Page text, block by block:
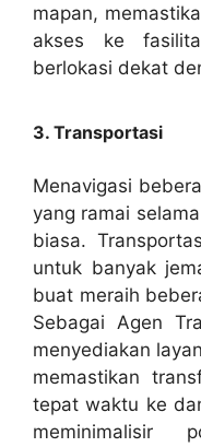
mapan,
akses ke
berlokasi dekat
3. Transportasi
Menavigasi
yang ramai
biasa.
untuk banyak
buat meraih
Sebagai Agen
menyediakan
memastikan
tepat waktu ke
meminimalisir